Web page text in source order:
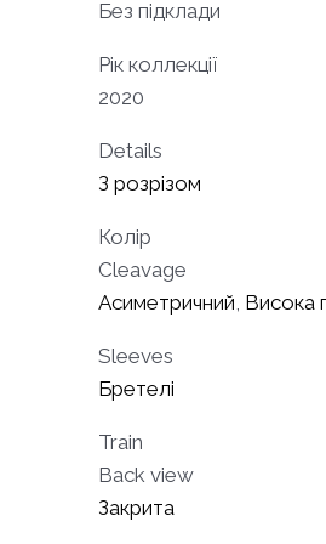
Без підклади
Рік коллекції
2020
Details
З розрізом
Колір
Cleavage
Асиметричний Висока
Sleeves
Бретелі
Train
Back view
Закрита